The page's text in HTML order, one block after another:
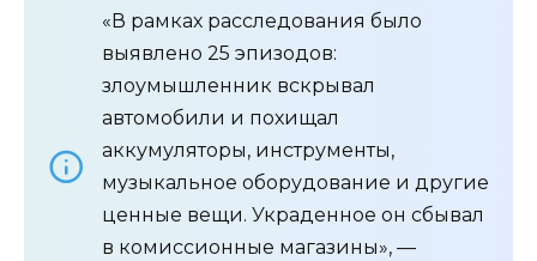
«В рамках расследования было
выявлено 25 эпизодов:
злоумышленник вскрывал
автомобили и похищал
аккумуляторы, инструменты,
музыкальное оборудование и другие
ценные вещи. Украденное он сбывал
в комиссионные магазины», —